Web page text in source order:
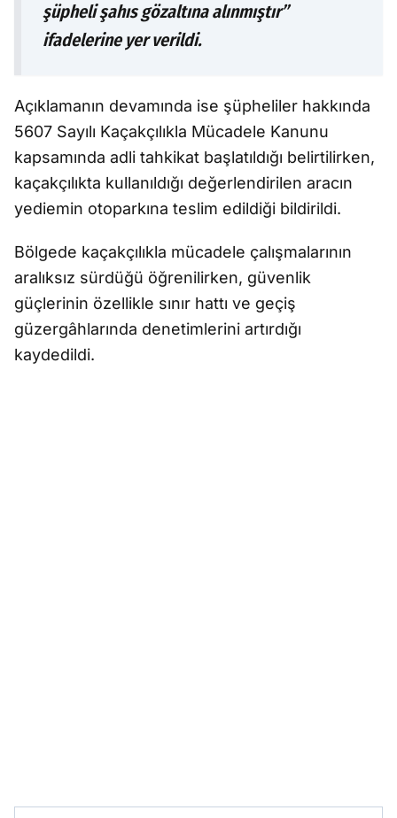
şüpheli şahıs gözaltına alınmıştır”
ifadelerine yer verildi.
Açıklamanın devamında ise şüpheliler hakkında
5607 Sayılı Kaçakçılıkla Mücadele Kanunu
kapsamında adli tahkikat başlatıldığı belirtilirken,
kaçakçılıkta kullanıldığı değerlendirilen aracın
yediemin otoparkına teslim edildiği bildirildi.
Bölgede kaçakçılıkla mücadele çalışmalarının
aralıksız sürdüğü öğrenilirken, güvenlik
güçlerinin özellikle sınır hattı ve geçiş
güzergâhlarında denetimlerini artırdığı
kaydedildi.